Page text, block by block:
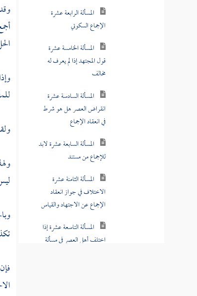
المسألة الرابعة عشرة
الإجماع السكوتي
المسألة الخامسة عشرة
قول المجتهد إذا لم يعرف له
مخالف
المسألة السادسة عشرة
انقراض العصر هل هو شرط
في انعقاد الإجماع
المسألة السابعة عشرة لابد
للإجماع من مستند
المسألة الثامنة عشرة
الاختلاف في جواز انعقاد
الإجماع عن الاجتهاد والقياس
المسألة التاسعة عشرة إذا
اختلف أهل العصر في مسألة